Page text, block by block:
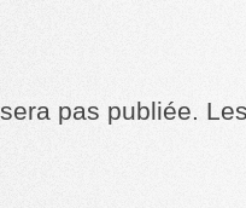
pas publiée.